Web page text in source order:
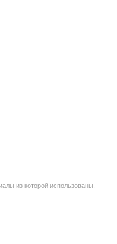
из которой использованы.